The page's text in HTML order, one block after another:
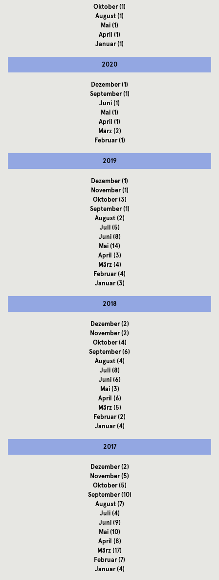
Oktober(1)
August(1)
Mai(1)
April (1)
Januar(1)
2020
Dezember(1)
September(1)
Juni(1)
Mai(1)
April (1)
März(2)
Februar(1)
2019
Dezember(1)
November(1)
Oktober(3)
September(1)
August(2)
Juli(5)
Juni(8)
Mai(14)
April (3)
März(4)
Februar(4)
Januar(3)
2018
Dezember(2)
November(2)
Oktober(4)
September(6)
August(4)
Juli(8)
Juni(6)
Mai(3)
April (6)
März(5)
Februar(2)
Januar(4)
2017
Dezember(2)
November(5)
Oktober(5)
September(10)
August(7)
Juli(4)
Juni(9)
Mai(10)
April (8)
März(17)
Februar(7)
Januar(4)